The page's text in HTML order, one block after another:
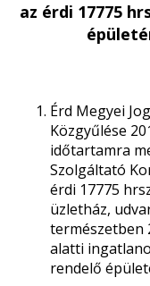
az érdi 17775
Érd Megyei
Közgyűlése
időtartamra
Szolgáltató
érdi 17775
üzletház,
természetben
alatti
rendelő